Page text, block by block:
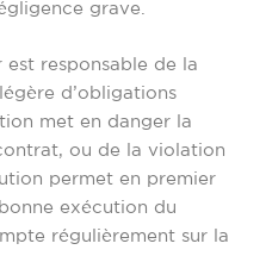
grave.
est responsable de la
d’obligations
met en danger la
ou de la violation
permet en premier
exécution du
régulièrement sur la